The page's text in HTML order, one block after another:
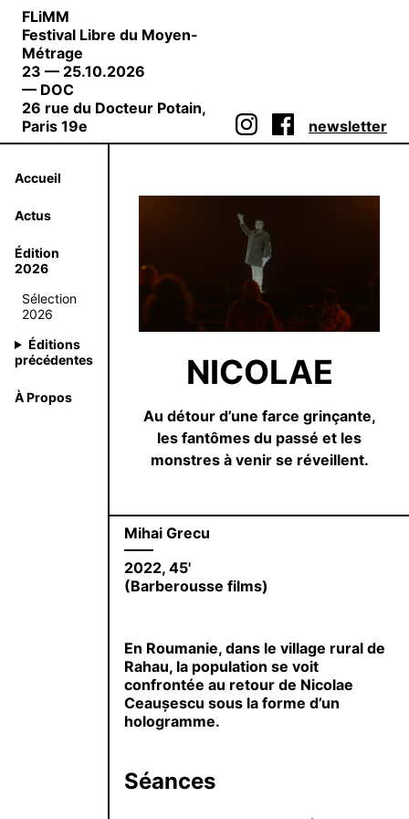
FLiMM
Festival Libre du Moyen-
Métrage
23 — 25.10.2026
— DOC
26 rue du Docteur Potain,
Paris 19e
newsletter
Accueil
Actus
Édition
2026
Sélection
2026
Éditions
précédentes
À Propos
NICOLAE
Au détour d’une farce grinçante,
les fantômes du passé et les
monstres à venir se réveillent.
Mihai Grecu
2022, 45'
(Barberousse films)
En Roumanie, dans le village rural de
Rahau, la population se voit
confrontée au retour de Nicolae
Ceaușescu sous la forme d’un
hologramme.
Séances